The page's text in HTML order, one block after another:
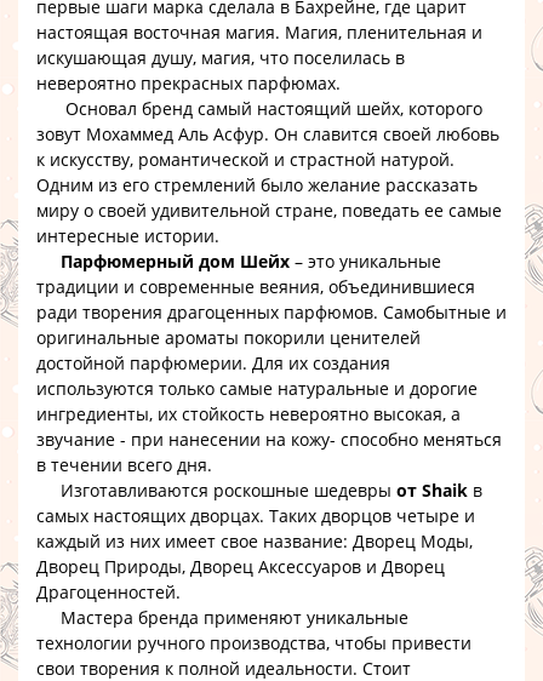
первые шаги марка сделала в Бахрейне, где царит
настоящая восточная магия. Магия, пленительная и
искушающая душу, магия, что поселилась в
невероятно прекрасных парфюмах.
Основал бренд самый настоящий шейх, которого
зовут Мохаммед Аль Асфур. Он славится своей любовь
к искусству, романтической и страстной натурой.
Одним из его стремлений было желание рассказать
миру о своей удивительной стране, поведать ее самые
интересные истории.
Парфюмерный дом Шейх – это уникальные
традиции и современные веяния, объединившиеся
ради творения драгоценных парфюмов. Самобытные и
оригинальные ароматы покорили ценителей
достойной парфюмерии. Для их создания
используются только самые натуральные и дорогие
ингредиенты, их стойкость невероятно высокая, а
звучание - при нанесении на кожу- способно меняться
в течении всего дня.
Изготавливаются роскошные шедевры от Shaik в
самых настоящих дворцах. Таких дворцов четыре и
каждый из них имеет свое название: Дворец Моды,
Дворец Природы, Дворец Аксессуаров и Дворец
Драгоценностей.
Мастера бренда применяют уникальные
технологии ручного производства, чтобы привести
свои творения к полной идеальности. Стоит